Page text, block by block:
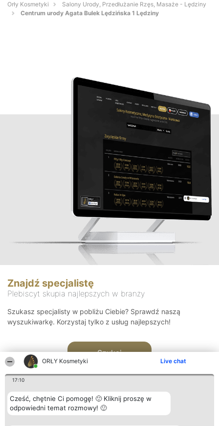
ORŁY Kosmetyki Live chat
17:10
Cześć, chętnie Ci pomogę! 🙂 Kliknij proszę w
odpowiedni temat rozmowy! 🙂
Orły Kosmetyki
Salony Urody, Przedłużanie Rzęs, Masaże - Lędziny
Centrum urody Agata Bulek Lędzińska 1 Lędziny
Znajdź specjalistę
Plebiscyt skupia najlepszych w branży
Szukasz specjalisty w pobliżu Ciebie? Sprawdź naszą
wyszukiwarkę. Korzystaj tylko z usług najlepszych!
Szukaj